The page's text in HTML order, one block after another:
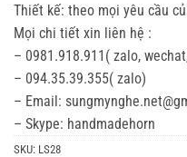
Thiết kế: theo mọi yêu cầu
Mọi chi tiết xin liên hệ :
– 0981.918.911( zalo,
– 094.35.39.355( zalo)
– Email:
– Skype: handmadehorn
SKU: LS28